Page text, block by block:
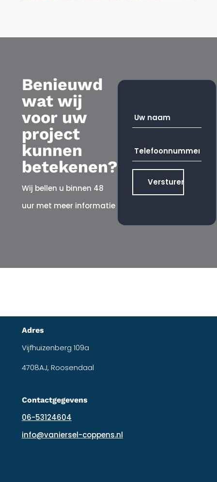
Benieuwd
wat wij
voor uw
project
kunnen
betekenen?
Wij bellen u binnen 48
uur met meer informatie
naam *
Adres
Vijfhuizenberg 109a
4708AJ, Roosendaal
Contactgegevens
06-53124604
info@vaniersel-coppens.nl